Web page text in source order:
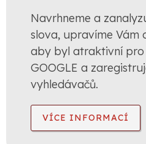
Navrhneme a
slova, upravíme Vám
aby byl atraktivní pro
GOOGLE a
vyhledávačů.
VÍCE INFORMACÍ